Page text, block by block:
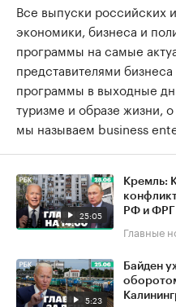
Все выпуски российских
экономики, бизнеса и
программы на самые
представителями
программы в выходные
туризме и образе жизни,
мы называем business
25:05
Кремль:
РФ и ФРГ
Главные
5:23
Байден